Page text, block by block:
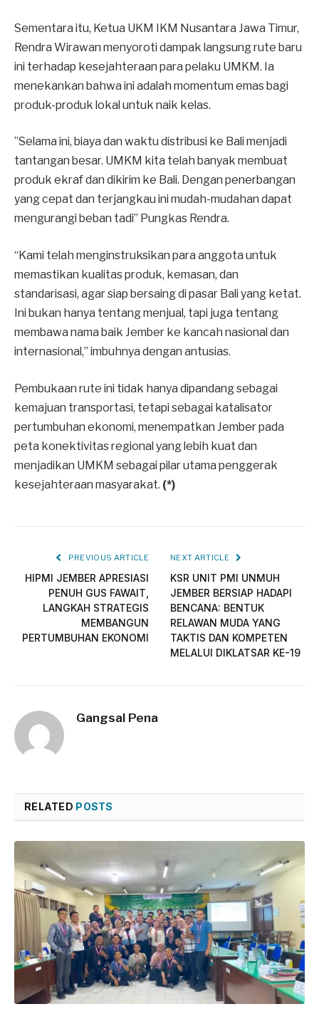
​Sementara itu, Ketua UKM IKM Nusantara Jawa Timur,
Rendra Wirawan menyoroti dampak langsung rute baru
ini terhadap kesejahteraan para pelaku UMKM. Ia
menekankan bahwa ini adalah momentum emas bagi
produk-produk lokal untuk naik kelas.
​”Selama ini, biaya dan waktu distribusi ke Bali menjadi
tantangan besar. UMKM kita telah banyak membuat
produk ekraf dan dikirim ke Bali. Dengan penerbangan
yang cepat dan terjangkau ini mudah-mudahan dapat
mengurangi beban tadi” Pungkas Rendra.
“Kami telah menginstruksikan para anggota untuk
memastikan kualitas produk, kemasan, dan
standarisasi, agar siap bersaing di pasar Bali yang ketat.
Ini bukan hanya tentang menjual, tapi juga tentang
membawa nama baik Jember ke kancah nasional dan
internasional,” imbuhnya dengan antusias.
​Pembukaan rute ini tidak hanya dipandang sebagai
kemajuan transportasi, tetapi sebagai katalisator
pertumbuhan ekonomi, menempatkan Jember pada
peta konektivitas regional yang lebih kuat dan
menjadikan UMKM sebagai pilar utama penggerak
kesejahteraan masyarakat. (*)
PREVIOUS ARTICLE
HIPMI JEMBER APRESIASI
PENUH GUS FAWAIT,
LANGKAH STRATEGIS
MEMBANGUN
PERTUMBUHAN EKONOMI
NEXT ARTICLE
KSR UNIT PMI UNMUH
JEMBER BERSIAP HADAPI
BENCANA: BENTUK
RELAWAN MUDA YANG
TAKTIS DAN KOMPETEN
MELALUI DIKLATSAR KE-19
Gangsal Pena
RELATED POSTS